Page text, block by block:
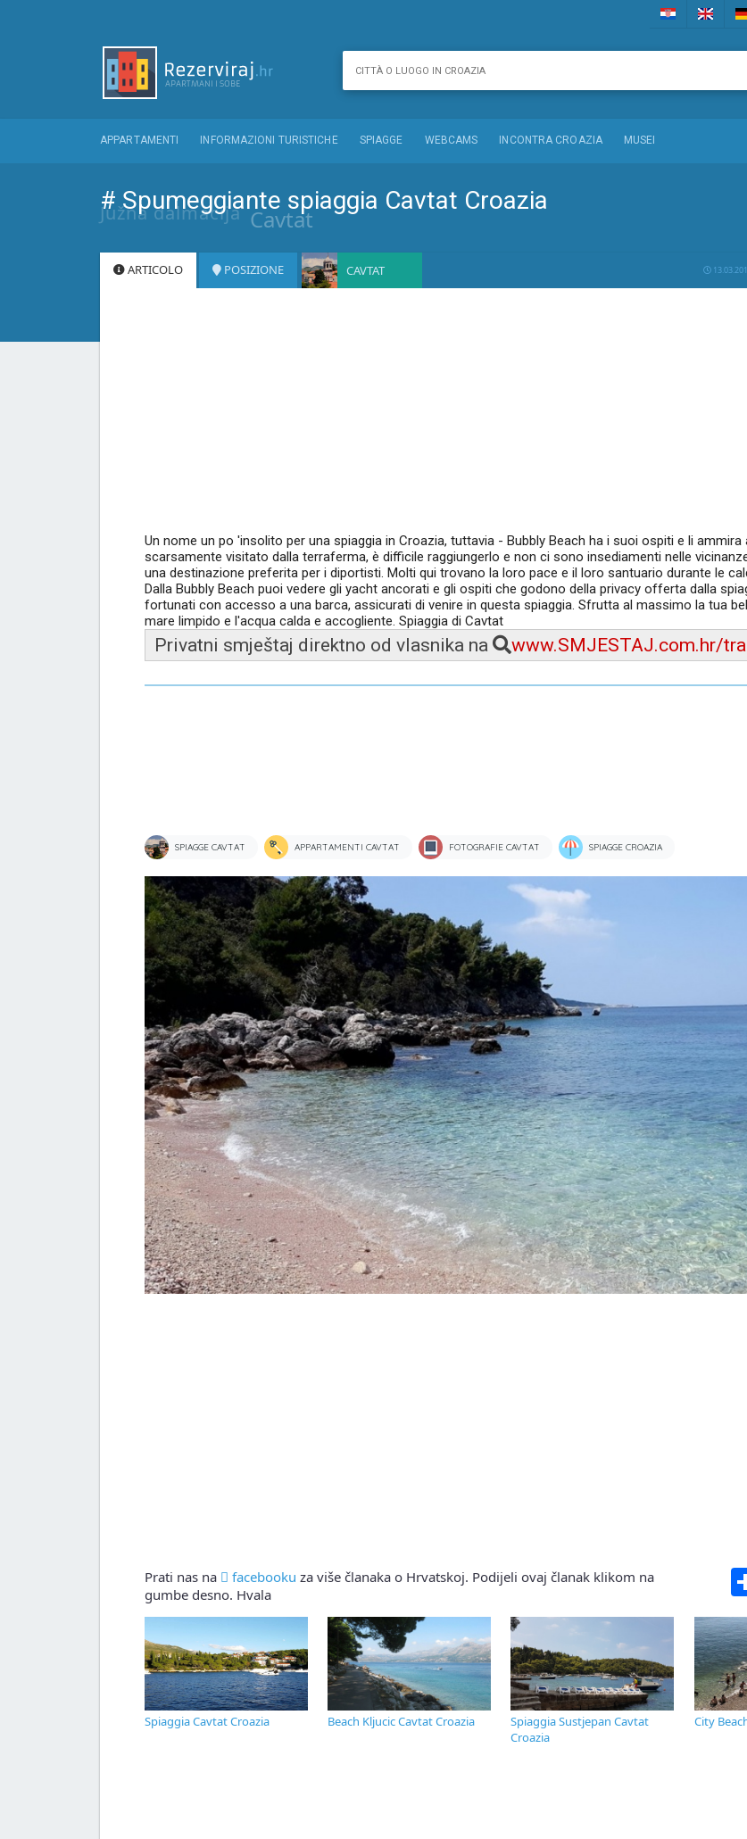
APPARTAMENTI INFORMAZIONI TURISTICHE SPIAGGE WEBCAMS INCONTRA CROAZIA MUSEI
# Spumeggiante spiaggia Cavtat Croazia
Južna dalmacija Cavtat
ARTICOLO POSIZIONE CAVTAT
Un nome un po 'insolito per una spiaggia in Croazia, tuttavia - Bubbly Beach ha i suoi ospiti e li ammira
scarsamente visitato dalla terraferma, è difficile raggiungerlo e non ci sono insediamenti nelle
una destinazione preferita per i diportisti. Molti qui trovano la loro pace e il loro santuario durante le
Dalla Bubbly Beach puoi vedere gli yacht ancorati e gli ospiti che godono della privacy offerta dalla
fortunati con accesso a una barca, assicurati di venire in questa spiaggia. Sfrutta al massimo la tua
mare limpido e l'acqua calda e accogliente. Spiaggia di Cavtat
Privatni smještaj direktno od vlasnika na www.SMJESTAJ.com.hr/
SPIAGGE CAVTAT APPARTAMENTI CAVTAT FOTOGRAFIE CAVTAT SPIAGGE CROAZIA
Prati nas na facebooku za više članaka o Hrvatskoj. Podijeli ovaj članak klikom na
gumbe desno. Hvala
Spiaggia Cavtat Croazia Beach Kljucic Cavtat Croazia
Spiaggia Sustjepan Cavtat
Croazia
City